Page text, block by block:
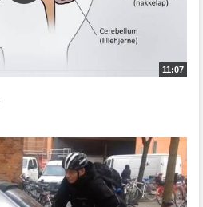
11:07